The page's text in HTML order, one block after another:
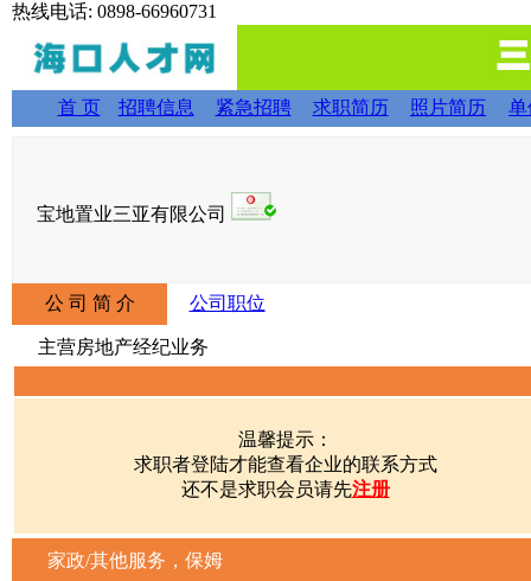
热线电话: 0898-66960731
首 页 招聘信息 紧急招聘 求职简历 照片简历 单
宝地置业三亚有限公司
公 司 简 介 公司职位
主营房地产经纪业务
温馨提示：
求职者登陆才能查看企业的联系方式
还不是求职会员请先注册
家政/其他服务，保姆